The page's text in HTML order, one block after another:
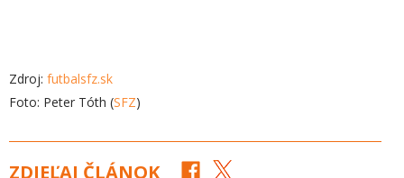
Zdroj: futbalsfz.sk
Foto: Peter Tóth (SFZ)
ZDIEĽAJ ČLÁNOK